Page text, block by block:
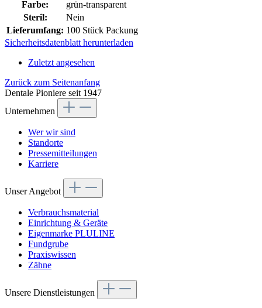
Farbe:
grün-transparent
Steril:
Nein
Lieferumfang: 100 Stück Packung
Sicherheitsdatenblatt herunterladen
Zuletzt angesehen
Zurück zum Seitenanfang
Dentale Pioniere seit 1947
Unternehmen
Wer wir sind
Standorte
Pressemitteilungen
Karriere
Unser Angebot
Verbrauchsmaterial
Einrichtung & Geräte
Eigenmarke PLULINE
Fundgrube
Praxiswissen
Zähne
Unsere Dienstleistungen